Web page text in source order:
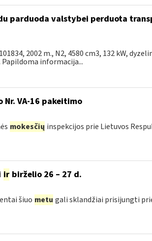
parduoda valstybei perduota
2002 m., N2, 4580 cm3, 132 kW,
Papildoma informacija...
Nr. VA-16 pakeitimo
mokesčių inspekcijos prie Lietuvos
irbirželio 26 – 27 d.
šiuo metu gali sklandžiai prisijungti